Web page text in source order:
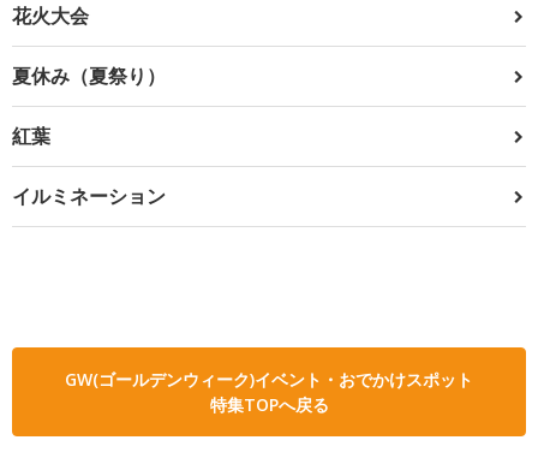
花火大会
夏休み（夏祭り）
紅葉
イルミネーション
GW(ゴールデンウィーク)イベント・おでかけスポット
特集TOPへ戻る